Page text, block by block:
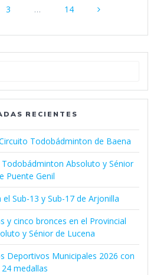
Página
3 … Página
14
RECIENTES
Todobádminton de Baena
Absoluto y Sénior
Puente Genil
Sub-13 y Sub-17 de Arjonilla
y cinco bronces en el Provincial
y Sénior de Lucena
Deportivos Municipales 2026 con
24 medallas